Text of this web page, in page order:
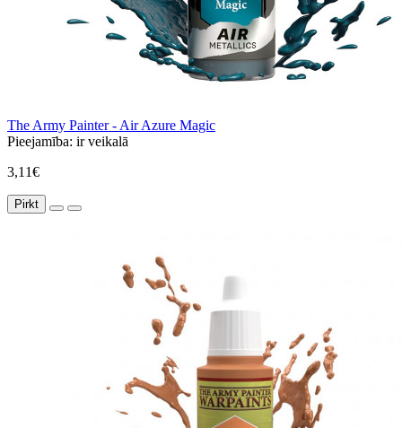
The Army Painter - Air Azure Magic
Pieejamība: ir veikalā
3,11€
Pirkt